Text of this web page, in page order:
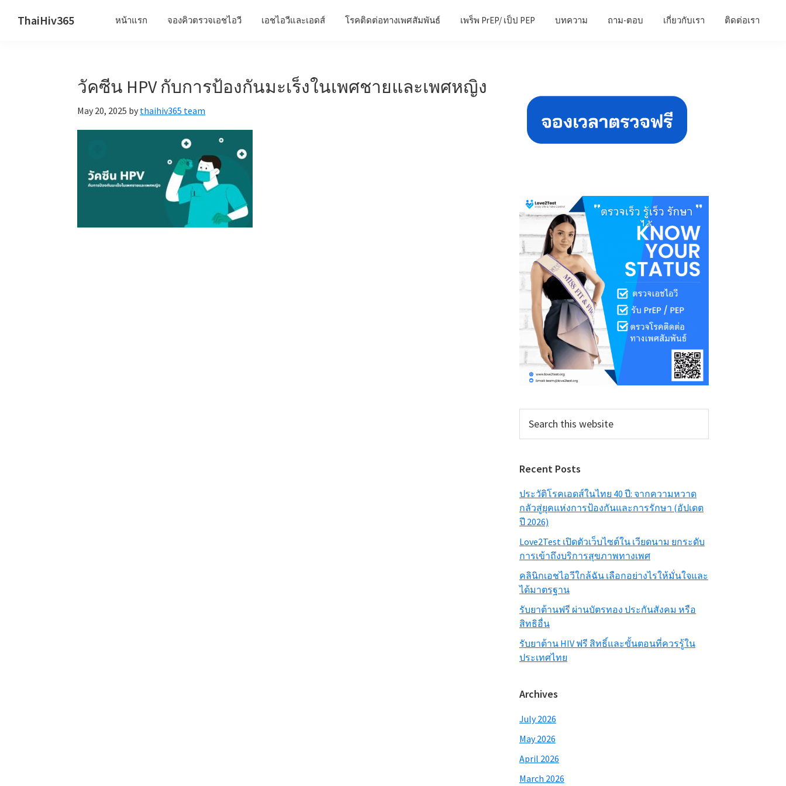
ThaiHiv365 หน้าแรก จองคิวตรวจเอชไอวี เอชไอวีและเอดส์ โรคติดต่อทางเพศสัมพันธ์ เพร็พ PrEP/ เป็ป PEP บทความ ถาม-ตอบ เกี่ยวกับเรา ติดต่อเรา
วัคซีน HPV กับการป้องกันมะเร็งในเพศชายและเพศหญิง
May 20, 2025 by thaihiv365 team
Sidebar
this
Recent Posts
ประวัติโรคเอดส์ในไทย 40 ปี: จากความหวาด
กลัวสู่ยุคแห่งการป้องกันและการรักษา (อัปเดต
ปี 2026)
Love2Test เปิดตัวเว็บไซต์ใน เวียดนาม ยกระดับ
การเข้าถึงบริการสุขภาพทางเพศ
คลินิกเอชไอวีใกล้ฉัน เลือกอย่างไรให้มั่นใจและ
ได้มาตรฐาน
รับยาต้านฟรี ผ่านบัตรทอง ประกันสังคม หรือ
สิทธิอื่น
รับยาต้าน HIV ฟรี สิทธิ์และขั้นตอนที่ควรรู้ใน
ประเทศไทย
Archives
July 2026
May 2026
April 2026
March 2026